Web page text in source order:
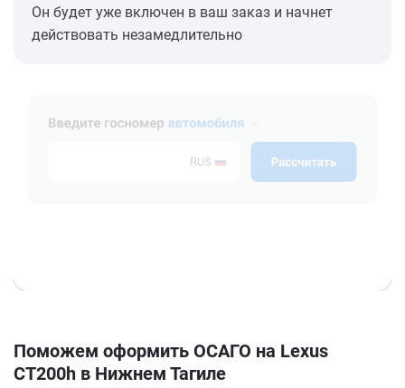
Он будет уже включен в ваш заказ и начнет
действовать незамедлительно
Поможем оформить ОСАГО на Lexus
CT200h в Нижнем Тагиле